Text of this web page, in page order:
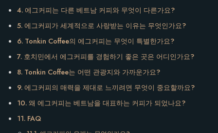
에그커피는 다른 베트남 커피와 무엇이 다른가요?
에그커피가 세계적으로 사랑받는 이유는 무엇인가요?
Tonkin Coffee의 에그커피는 무엇이 특별한가요?
호치민에서 에그커피를 경험하기 좋은 곳은 어디인가요?
Tonkin Coffee는 어떤 관광지와 가까운가요?
에그커피의 매력을 제대로 느끼려면 무엇이 중요할까요?
왜 에그커피는 베트남을 대표하는 커피가 되었나요?
FAQ